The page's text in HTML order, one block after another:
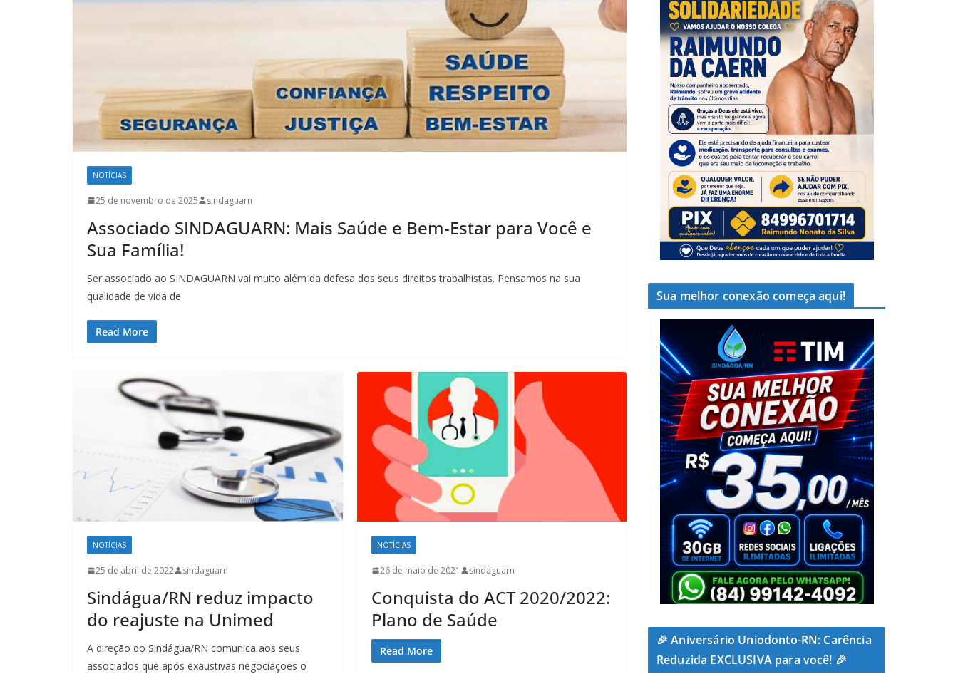
NOTÍCIAS
25 de novembro de 2025 sindaguarn
Associado SINDAGUARN: Mais Saúde e Bem-Estar para Você e
Sua Família!
Ser associado ao SINDAGUARN vai muito além da defesa dos seus direitos trabalhistas. Pensamos na sua
qualidade de vida de
Read More
NOTÍCIAS
25 de abril de 2022 sindaguarn
Sindágua/RN reduz impacto
do reajuste na Unimed
A direção do Sindágua/RN comunica aos seus
associados que após exaustivas negociações o
NOTÍCIAS
26 de maio de 2021 sindaguarn
Conquista do ACT 2020/2022:
Plano de Saúde
Read More
Sua melhor conexão começa aqui!
🎉 Aniversário Uniodonto-RN: Carência
Reduzida EXCLUSIVA para você! 🎉